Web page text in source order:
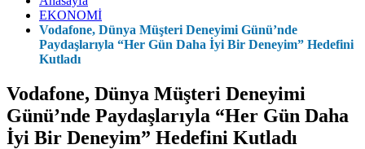
EKONOMİ
Vodafone, Dünya Müşteri Deneyimi Günü’nde
Paydaşlarıyla “Her Gün Daha İyi Bir Deneyim” Hedefini
Kutladı
Vodafone, Dünya Müşteri Deneyimi
Günü’nde Paydaşlarıyla “Her Gün Daha
İyi Bir Deneyim” Hedefini Kutladı